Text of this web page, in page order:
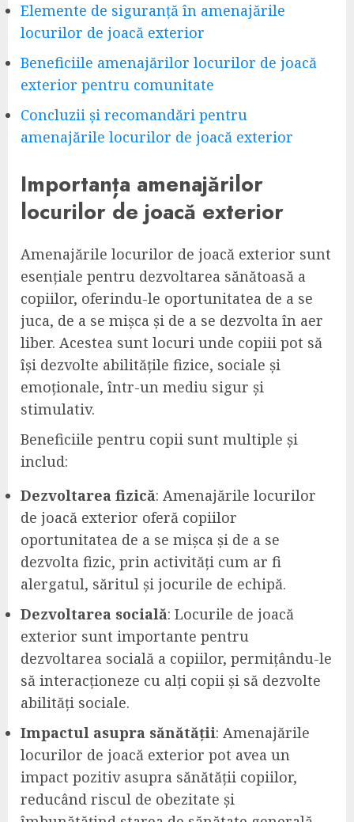
Elemente de siguranță în amenajările
locurilor de joacă exterior
Beneficiile amenajărilor locurilor de joacă
exterior pentru comunitate
Concluzii și recomandări pentru
amenajările locurilor de joacă exterior
Importanța amenajărilor
locurilor de joacă exterior
Amenajările locurilor de joacă exterior sunt
esențiale pentru dezvoltarea sănătoasă a
copiilor, oferindu-le oportunitatea de a se
juca, de a se mișca și de a se dezvolta în aer
liber. Acestea sunt locuri unde copiii pot să
își dezvolte abilitățile fizice, sociale și
emoționale, într-un mediu sigur și
stimulativ.
Beneficiile pentru copii sunt multiple și
includ:
Dezvoltarea fizică: Amenajările locurilor
de joacă exterior oferă copiilor
oportunitatea de a se mișca și de a se
dezvolta fizic, prin activități cum ar fi
alergatul, săritul și jocurile de echipă.
Dezvoltarea socială: Locurile de joacă
exterior sunt importante pentru
dezvoltarea socială a copiilor, permițându-le
să interacționeze cu alți copii și să dezvolte
abilități sociale.
Impactul asupra sănătății: Amenajările
locurilor de joacă exterior pot avea un
impact pozitiv asupra sănătății copiilor,
reducând riscul de obezitate și